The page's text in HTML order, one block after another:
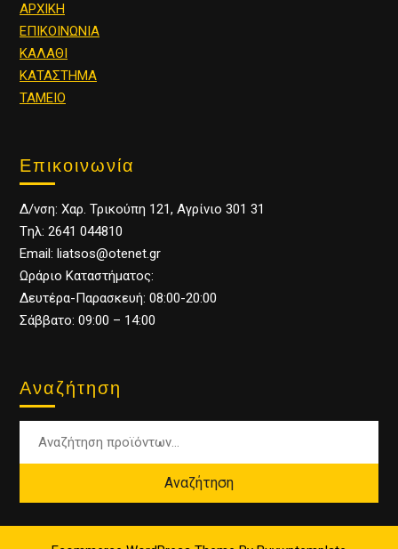
ΑΡΧΙΚΗ
ΕΠΙΚΟΙΝΩΝΙΑ
ΚΑΛΑΘΙ
ΚΑΤΑΣΤΗΜΑ
ΤΑΜΕΙΟ
Επικοινωνία
Δ/νση: Χαρ. Τρικούπη 121, Αγρίνιο 301 31
Tηλ: 2641 044810
Email: liatsos@otenet.gr
Ωράριο Καταστήματος:
Δευτέρα-Παρασκευή: 08:00-20:00
Σάββατο: 09:00 – 14:00
Αναζήτηση
Αναζήτηση